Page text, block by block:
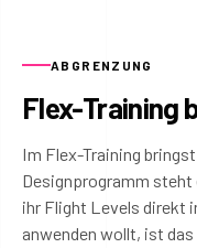
ABGRENZUNG
Flex-Training
Im Flex-Training
Designprogramm
ihr Flight Levels direkt
anwenden wollt, ist das